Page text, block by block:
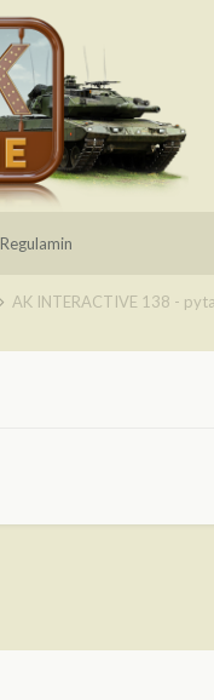
Regulamin
AK INTERACTIVE 138 -